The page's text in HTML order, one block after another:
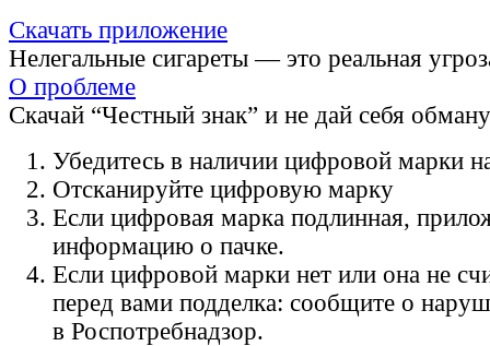
Скачать приложение
Нелегальные сигареты — это реальная
О проблеме
Скачай “Честный знак” и не дай себя
Убедитесь в наличии цифровой марки
Отсканируйте цифровую марку
Если цифровая марка подлинная,
информацию о пачке.
Если цифровой марки нет или она не
перед вами подделка: сообщите о
в Роспотребнадзор.